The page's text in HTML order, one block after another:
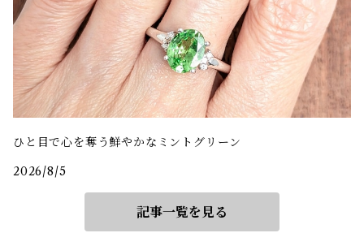
ひと目で心を奪う鮮やかなミントグリーン
2026/8/5
記事一覧を見る